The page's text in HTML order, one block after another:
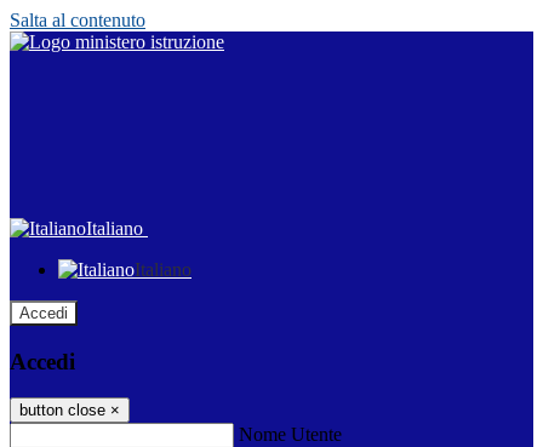
Salta al contenuto
Italiano
Italiano
Accedi
Accedi
button close ×
Nome Utente